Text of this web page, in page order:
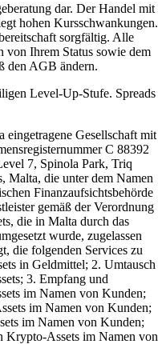
dar. Der Handel mit
hohen Kursschwankungen.
sorgfältig. Alle
von Ihrem Status sowie dem
den AGB ändern.
Level-Up-Stufe. Spreads
Gesellschaft mit
C 88392
7, Spinola Park, Triq
Malta, die unter dem Namen
Finanzaufsichtsbehörde
gemäß der Verordnung
die in Malta durch das
wurde, zugelassen
die folgenden Services zu
in Geldmittel; 2. Umtausch
3. Empfang und
im Namen von Kunden;
im Namen von Kunden;
im Namen von Kunden;
Krypto-Assets im Namen von